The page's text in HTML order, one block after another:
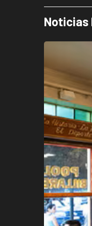
Noticias